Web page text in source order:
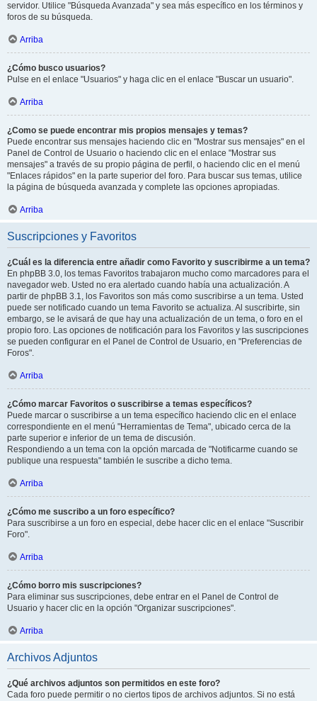
servidor. Utilice "Búsqueda Avanzada" y sea más específico en los términos y
foros de su búsqueda.
Arriba
¿Cómo busco usuarios?
Pulse en el enlace "Usuarios" y haga clic en el enlace "Buscar un usuario".
Arriba
¿Como se puede encontrar mis propios mensajes y temas?
Puede encontrar sus mensajes haciendo clic en "Mostrar sus mensajes" en el
Panel de Control de Usuario o haciendo clic en el enlace "Mostrar sus
mensajes" a través de su propio página de perfil, o haciendo clic en el menú
"Enlaces rápidos" en la parte superior del foro. Para buscar sus temas, utilice
la página de búsqueda avanzada y complete las opciones apropiadas.
Arriba
Suscripciones y Favoritos
¿Cuál es la diferencia entre añadir como Favorito y suscribirme a un tema?
En phpBB 3.0, los temas Favoritos trabajaron mucho como marcadores para el
navegador web. Usted no era alertado cuando había una actualización. A
partir de phpBB 3.1, los Favoritos son más como suscribirse a un tema. Usted
puede ser notificado cuando un tema Favorito se actualiza. Al suscribirte, sin
embargo, se le avisará de que hay una actualización de un tema, o foro en el
propio foro. Las opciones de notificación para los Favoritos y las suscripciones
se pueden configurar en el Panel de Control de Usuario, en "Preferencias de
Foros".
Arriba
¿Cómo marcar Favoritos o suscribirse a temas específicos?
Puede marcar o suscribirse a un tema específico haciendo clic en el enlace
correspondiente en el menú "Herramientas de Tema", ubicado cerca de la
parte superior e inferior de un tema de discusión.
Respondiendo a un tema con la opción marcada de "Notificarme cuando se
publique una respuesta" también le suscribe a dicho tema.
Arriba
¿Cómo me suscribo a un foro específico?
Para suscribirse a un foro en especial, debe hacer clic en el enlace "Suscribir
Foro".
Arriba
¿Cómo borro mis suscripciones?
Para eliminar sus suscripciones, debe entrar en el Panel de Control de
Usuario y hacer clic en la opción "Organizar suscripciones".
Arriba
Archivos Adjuntos
¿Qué archivos adjuntos son permitidos en este foro?
Cada foro puede permitir o no ciertos tipos de archivos adjuntos. Si no está